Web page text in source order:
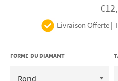
Prix
Livraison Offerte |
FORME DU DIAMANT